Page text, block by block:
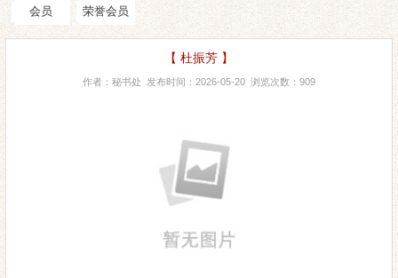
会员 荣誉会员
【 杜振芳 】
作者：秘书处 发布时间：2026-05-20 浏览次数：909